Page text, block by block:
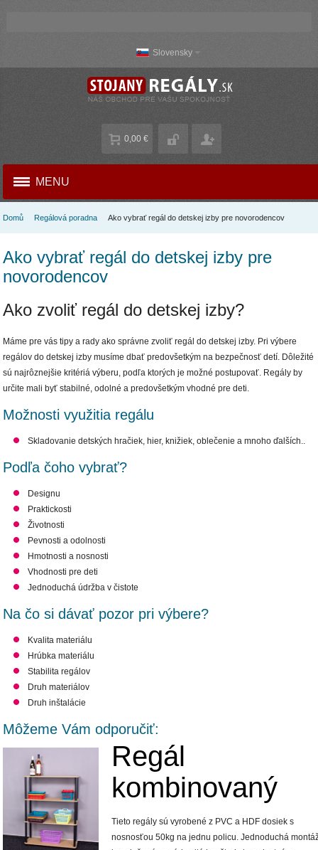
Slovensky
0,00 €
MENU
Domů Regálová poradna Ako vybrať regál do detskej izby pre novorodencov
Ako vybrať regál do detskej izby pre
novorodencov
Ako zvoliť regál do detskej izby?
Máme pre vás tipy a rady ako správne zvoliť regál do detskej izby. Pri výbere
regálov do detskej izby musíme dbať predovšetkým na bezpečnosť detí. Dôležité
sú najrôznejšie kritériá výberu, podľa ktorých je možné postupovať. Regály by
určite mali byť stabilné, odolné a predovšetkým vhodné pre deti.
Možnosti využitia regálu
Skladovanie detských hračiek, hier, knižiek, oblečenie a mnoho ďalších..
Podľa čoho vybrať?
Designu
Praktickosti
Životnosti
Pevnosti a odolnosti
Hmotnosti a nosnosti
Vhodnosti pre deti
Jednoduchá údržba v čistote
Na čo si dávať pozor pri výbere?
Kvalita materiálu
Hrúbka materiálu
Stabilita regálov
Druh materiálov
Druh inštalácie
Môžeme Vám odporučiť:
Regál
kombinovaný
Tieto regály sú vyrobené z PVC a HDF dosiek s
nosnosťou 50kg na jednu policu. Jednoduchá